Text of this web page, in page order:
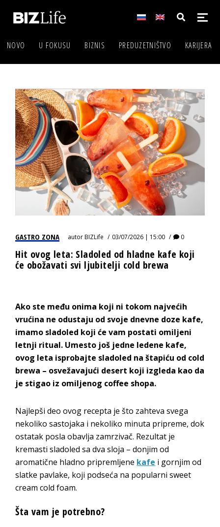
NOVO U FOKUSU BIZNIS PREDUZETNIŠTVO KARIJERA
GASTRO ZONA autorBIZLife 03/07/2026 | 15:00 0
Hit ovog leta: Sladoled od hladne kafe koji
će obožavati svi ljubitelji cold brewa
Ako ste među onima koji ni tokom najvećih
vrućina ne odustaju od svoje dnevne doze kafe,
imamo sladoled koji će vam postati omiljeni
letnji ritual. Umesto još jedne ledene kafe,
ovog leta isprobajte sladoled na štapiću od cold
brewa – osvežavajući desert koji izgleda kao da
je stigao iz omiljenog coffee shopa.
Najlepši deo ovog recepta je što zahteva svega
nekoliko sastojaka i nekoliko minuta pripreme, dok
ostatak posla obavlja zamrzivač. Rezultat je
kremasti sladoled sa dva sloja – donjim od
aromatične hladno pripremljene kafe i gornjim od
slatke pavlake, koji podseća na popularni sweet
cream cold foam.
Šta vam je potrebno?